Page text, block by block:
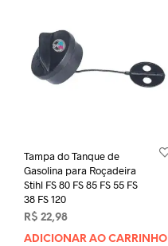
Tampa do Tanque de
Gasolina para Roçadeira
Stihl FS 80 FS 85 FS 55 FS
38 FS 120
R$ 22,98
ADICIONAR AO CARRINHO